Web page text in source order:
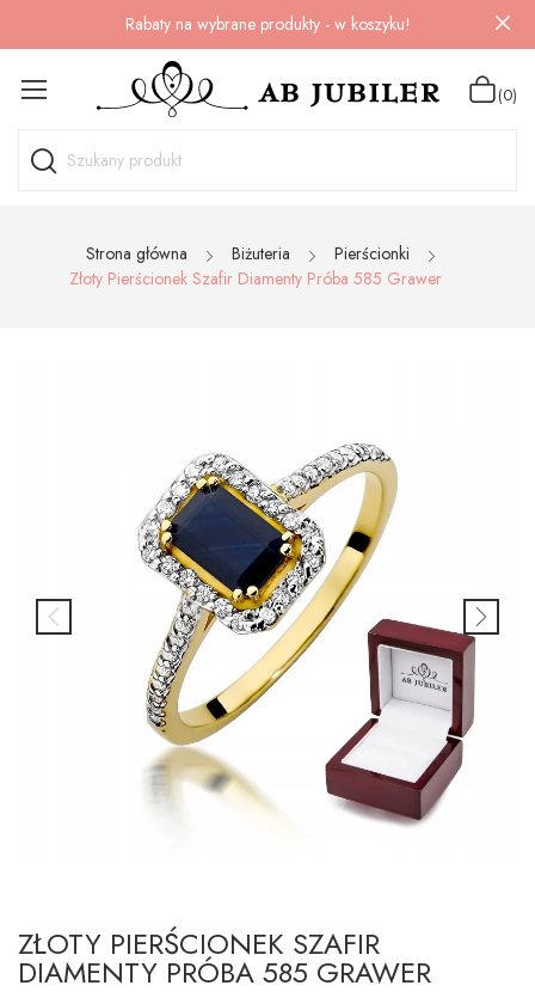
Rabaty na wybrane produkty - w koszyku!
(0)
Strona główna Biżuteria
Pierścionki
Złoty Pierścionek Szafir Diamenty Próba 585 Grawer
ZŁOTY PIERŚCIONEK SZAFIR
DIAMENTY PRÓBA 585 GRAWER